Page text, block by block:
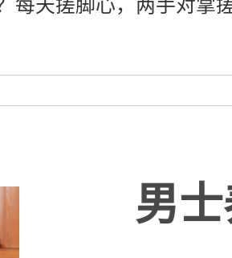
每天搓脚心，两手对掌
男